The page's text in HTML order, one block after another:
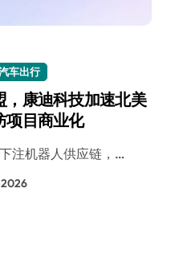
车出行
康迪科技加速北美
项目商业化
下注机器人供应链，…
2026